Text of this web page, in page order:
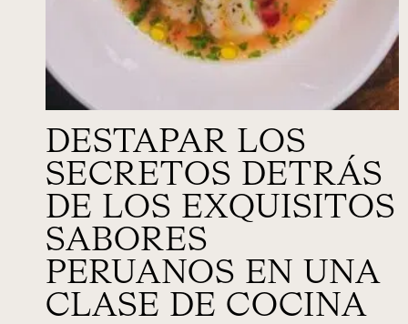
DESTAPAR LOS
SECRETOS DETRÁS
DE LOS EXQUISITOS
SABORES
PERUANOS EN UNA
CLASE DE COCINA